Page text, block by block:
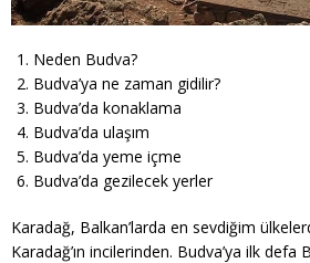
Neden Budva?
Budva’ya ne zaman gidilir?
Budva’da konaklama
Budva’da ulaşım
Budva’da yeme içme
Budva’da gezilecek yerler
Karadağ, Balkan’larda en sevdiğim
Karadağ’ın incilerinden. Budva’ya ilk defa